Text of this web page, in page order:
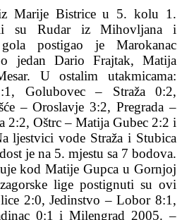
Marije Bistrice u 5. kolu 1.
su Rudar iz Mihovljana i
postigao je Marokanac
jedan Dario Frajtak, Matija
U ostalim utakmicama:
Golubovec – Straža 0:2,
– Oroslavje 3:2, Pregrada –
2:2, Oštrc – Matija Gubec 2:2 i
ljestvici vode Straža i Stubica
je na 5. mjestu sa 7 bodova.
kod Matije Gupca u Gornjoj
lige postignuti su ovi
2:0, Jedinstvo – Lobor 8:1,
0:1 i Milengrad 2005. –